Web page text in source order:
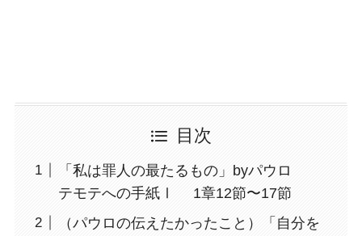
目次
「私は罪人の最たるもの」byパウロ
テモテへの手紙Ⅰ 1章12節〜17節
（パウロの伝えたかったこと）「自分を